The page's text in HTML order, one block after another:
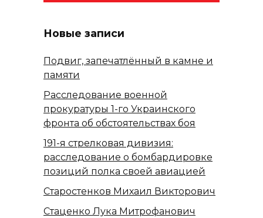
Новые записи
Подвиг, запечатлённый в камне и
памяти
Расследование военной
прокуратуры 1-го Украинского
фронта об обстоятельствах боя
191-я стрелковая дивизия:
расследование о бомбардировке
позиций полка своей авиацией
Старостенков Михаил Викторович
Стаценко Лука Митрофанович